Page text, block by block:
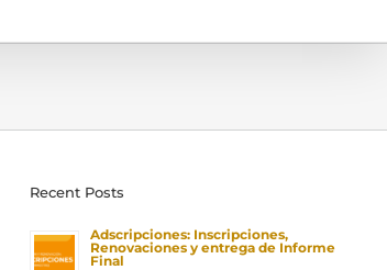
Recent Posts
Adscripciones: Inscripciones,
Renovaciones y entrega de Informe
Final